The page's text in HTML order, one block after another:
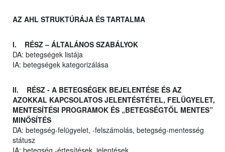
AZ AHL STRUKTÚRÁJA ÉS TARTALMA
I. RÉSZ – ÁLTALÁNOS SZABÁLYOK
DA: betegségek listája
IA: betegségek kategorizálása
II. RÉSZ - A BETEGSÉGEK BEJELENTÉSE ÉS AZ
AZOKKAL KAPCSOLATOS JELENTÉSTÉTEL, FELÜGYELET,
MENTESÍTÉSI PROGRAMOK ÉS „BETEGSÉGTŐL MENTES”
MINŐSÍTÉS
DA: betegség-felügyelet, -felszámolás, betegség-mentesség
státusz